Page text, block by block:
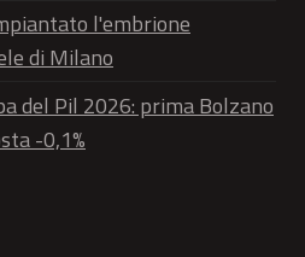
l'embrione
di Milano
del Pil 2026: prima Bolzano
-0,1%